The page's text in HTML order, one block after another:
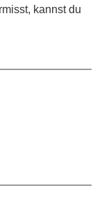
kannst du